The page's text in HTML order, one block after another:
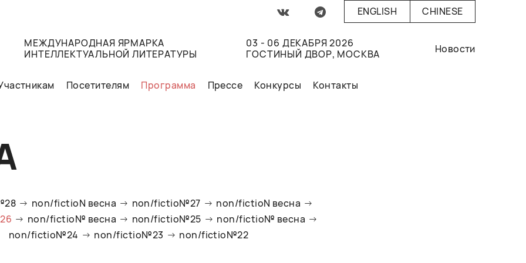
ENGLISH CHINESE
МЕЖДУНАРОДНАЯ ЯРМАРКА
ИНТЕЛЛЕКТУАЛЬНОЙ ЛИТЕРАТУРЫ
03 - 06 ДЕКАБРЯ 2026
ГОСТИНЫЙ ДВОР, МОСКВА
Новости
Посетителям Программа Прессе Конкурсы Контакты
non/fictioN весна non/fictio№27
non/fictioN весна
non/fictio№ весна non/fictio№25
non/fictio№ весна
non/fictio№24
non/fictio№23 non/fictio№22